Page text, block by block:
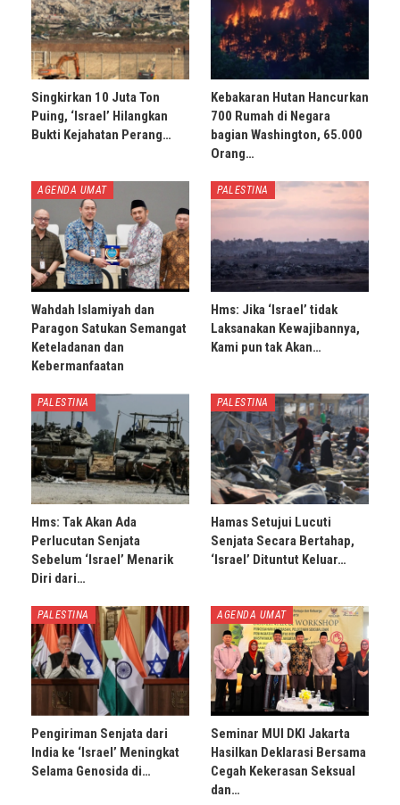
Singkirkan 10 Juta Ton
Puing, ‘Israel’ Hilangkan
Bukti Kejahatan Perang…
Kebakaran Hutan Hancurkan
700 Rumah di Negara
bagian Washington, 65.000
Orang…
AGENDA UMAT
Wahdah Islamiyah dan
Paragon Satukan Semangat
Keteladanan dan
Kebermanfaatan
PALESTINA
Hms: Jika ‘Israel’ tidak
Laksanakan Kewajibannya,
Kami pun tak Akan…
PALESTINA
Hms: Tak Akan Ada
Perlucutan Senjata
Sebelum ‘Israel’ Menarik
Diri dari…
PALESTINA
Hamas Setujui Lucuti
Senjata Secara Bertahap,
‘Israel’ Dituntut Keluar…
PALESTINA
Pengiriman Senjata dari
India ke ‘Israel’ Meningkat
Selama Genosida di…
AGENDA UMAT
Seminar MUI DKI Jakarta
Hasilkan Deklarasi Bersama
Cegah Kekerasan Seksual
dan…